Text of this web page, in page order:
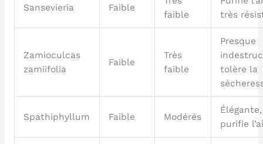
Sansevieria Faible
faible
très
Zamioculcas
zamiifolia
Faible
Très
faible
Presque
tolère la
Spathiphyllum Faible Modérés
Élégante,
purifie